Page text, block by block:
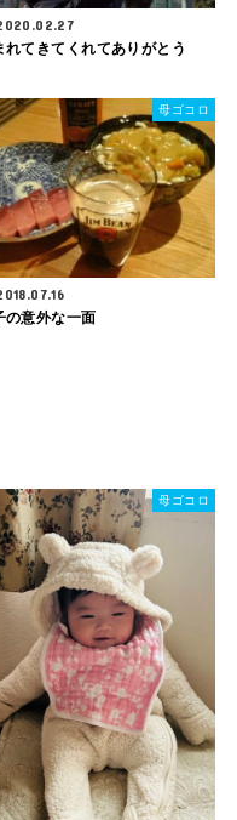
れてきてくれてありがとう
母ゴコロ
の意外な一面
母ゴコロ